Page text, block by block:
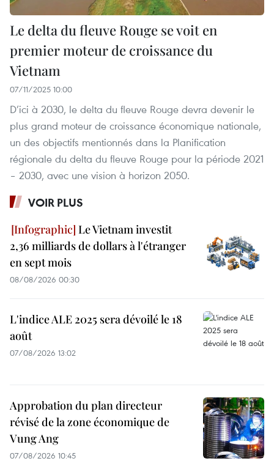
Le delta du fleuve Rouge se voit en
premier moteur de croissance du
Vietnam
07/11/2025 10:00
D’ici à 2030, le delta du fleuve Rouge devra devenir le
plus grand moteur de croissance économique nationale,
un des objectifs mentionnés dans la Planification
régionale du delta du fleuve Rouge pour la période 2021
– 2030, avec une vision à horizon 2050.
VOIR PLUS
Le Vietnam investit
2,36 milliards de dollars à l'étranger
en sept mois
08/08/2026 00:30
L'indice ALE 2025 sera dévoilé le 18
août
07/08/2026 13:02
Approbation du plan directeur
révisé de la zone économique de
Vung Ang
07/08/2026 10:45